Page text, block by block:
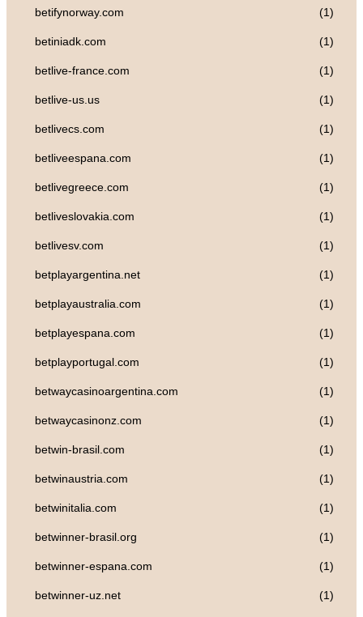
betifynorway.com (1)
betiniadk.com (1)
betlive-france.com (1)
betlive-us.us (1)
betlivecs.com (1)
betliveespana.com (1)
betlivegreece.com (1)
betliveslovakia.com (1)
betlivesv.com (1)
betplayargentina.net (1)
betplayaustralia.com (1)
betplayespana.com (1)
betplayportugal.com (1)
betwaycasinoargentina.com (1)
betwaycasinonz.com (1)
betwin-brasil.com (1)
betwinaustria.com (1)
betwinitalia.com (1)
betwinner-brasil.org (1)
betwinner-espana.com (1)
betwinner-uz.net (1)